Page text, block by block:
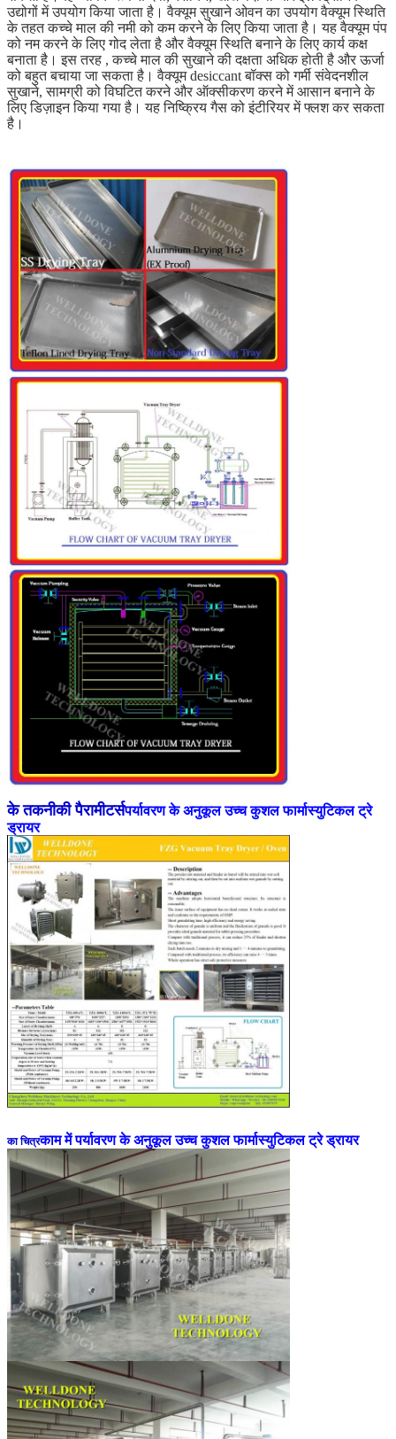
उद्योगों में उपयोग किया जाता है। वैक्यूम सुखाने ओवन का उपयोग वैक्यूम स्थिति
के तहत कच्चे माल की नमी को कम करने के लिए किया जाता है। यह वैक्यूम पंप
को नम करने के लिए गोद लेता है और वैक्यूम स्थिति बनाने के लिए कार्य कक्ष
बनाता है। इस तरह , कच्चे माल की सुखाने की दक्षता अधिक होती है और ऊर्जा
को बहुत बचाया जा सकता है। वैक्यूम desiccant बॉक्स को गर्मी संवेदनशील
सुखाने, सामग्री को विघटित करने और ऑक्सीकरण करने में आसान बनाने के
लिए डिज़ाइन किया गया है। यह निष्क्रिय गैस को इंटीरियर में फ्लश कर सकता
है।
के तकनीकी पैरामीटर्सपर्यावरण के अनुकूल उच्च कुशल फार्मास्युटिकल ट्रे
ड्रायर
का चित्रकाम में पर्यावरण के अनुकूल उच्च कुशल फार्मास्युटिकल ट्रे ड्रायर